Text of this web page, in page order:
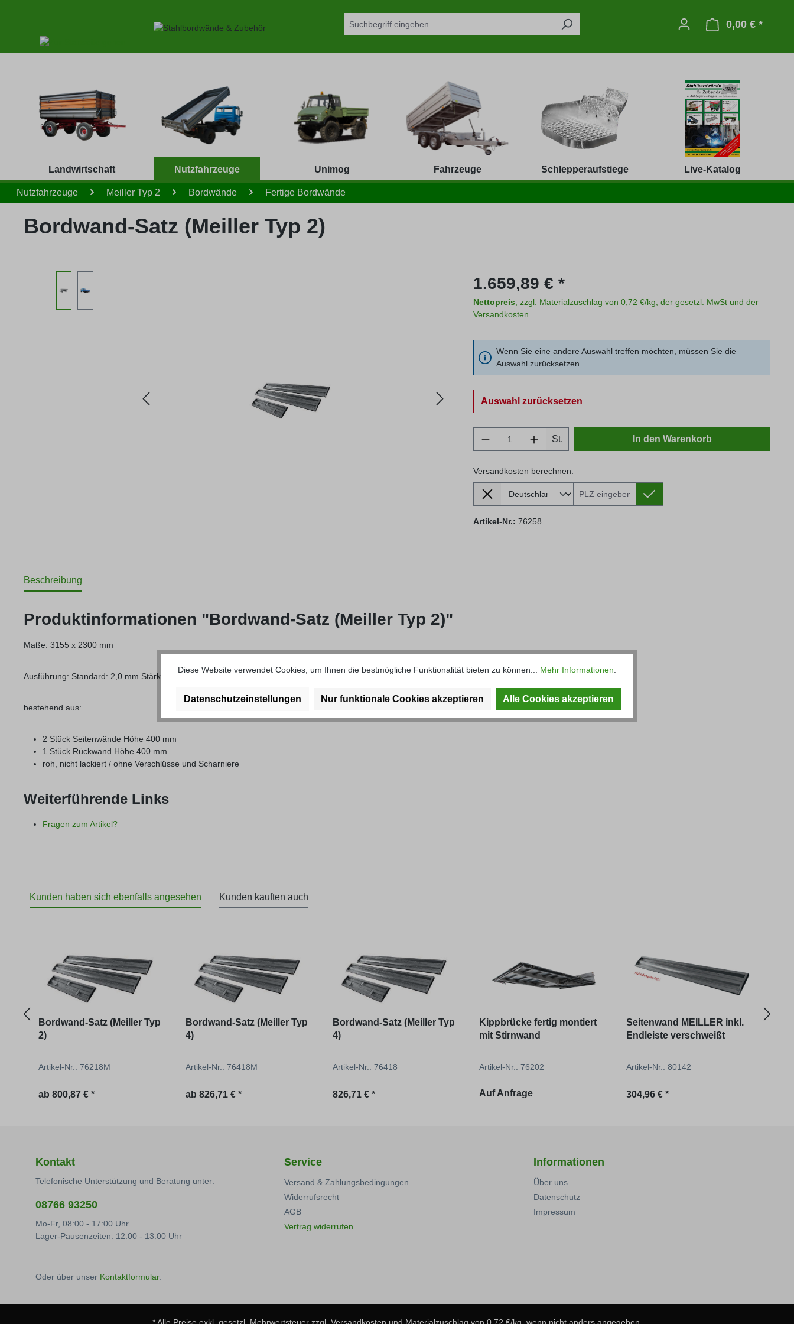
0,00 € *
Landwirtschaft Nutzfahrzeuge Unimog Fahrzeuge Schlepperaufstiege Live-Katalog
Nutzfahrzeuge Meiller Typ 2 Bordwände Fertige Bordwände
Bordwand-Satz (Meiller Typ 2)
Regulärer Preis:
1.659,89 € *
Nettopreis , zzgl. Materialzuschlag von 0,72 €/kg, der gesetzl. MwSt und der
Versandkosten
Wenn Sie eine andere Auswahl treffen möchten, müssen Sie die
Auswahl zurücksetzen.
Auswahl zurücksetzen
Produkt Anzahl: Gib den gewünschten Wert ein
St. In den Warenkorb
Versandkosten berechnen:
Lieferland
Versandkosten berechnen:
Artikel-Nr.: 76258
Beschreibung
Produktinformationen "Bordwand-Satz (Meiller Typ 2)"
Maße: 3155 x 2300 mm
Ausführung: Standard: 2,0 mm Stärke, Hardox 2,5 mm
bestehend aus:
2 Stück Seitenwände Höhe 400 mm
1 Stück Rückwand Höhe 400 mm
roh, nicht lackiert / ohne Verschlüsse und Scharniere
Weiterführende Links
Fragen zum Artikel?
Kunden haben sich ebenfalls angesehen Kunden kauften auch
Bordwand-Satz (Meiller Typ
2)
Artikel-Nr.: 76218M
Regulärer Preis:
ab 800,87 € *
Bordwand-Satz (Meiller Typ
4)
Artikel-Nr.: 76418M
Regulärer Preis:
ab 826,71 € *
Bordwand-Satz (Meiller Typ
4)
Artikel-Nr.: 76418
Regulärer Preis:
826,71 € *
Kippbrücke fertig montiert
mit Stirnwand
Artikel-Nr.: 76202
Auf Anfrage
Seitenwand MEILLER inkl.
Endleiste verschweißt
Artikel-Nr.: 80142
Regulärer Preis:
304,96 € *
Kontakt
Telefonische Unterstützung und Beratung unter:
08766 93250
Mo-Fr, 08:00 - 17:00 Uhr
Lager-Pausenzeiten: 12:00 - 13:00 Uhr
Oder über unser Kontaktformular.
Service
Versand & Zahlungsbedingungen
Widerrufsrecht
AGB
Vertrag widerrufen
Informationen
Über uns
Datenschutz
Impressum
Diese Website verwendet Cookies, um Ihnen die bestmögliche Funktionalität bieten zu können... Mehr Informationen
Datenschutzeinstellungen Nur funktionale Cookies akzeptieren Alle Cookies akzeptieren